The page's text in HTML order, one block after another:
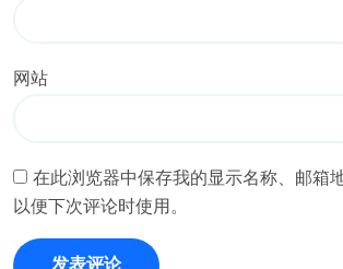
网站
在此浏览器中保存我的显示名称、邮箱
以便下次评论时使用。